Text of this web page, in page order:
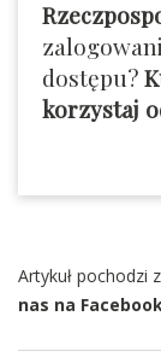
dostępu?
korzystaj
Artykuł pochodzi
nas na